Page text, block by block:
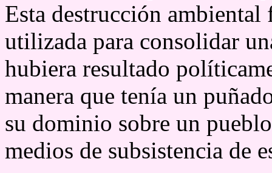
Esta destrucción
utilizada para consolidar
hubiera resultado
manera que tenía un
su dominio sobre un
medios de subsistencia de